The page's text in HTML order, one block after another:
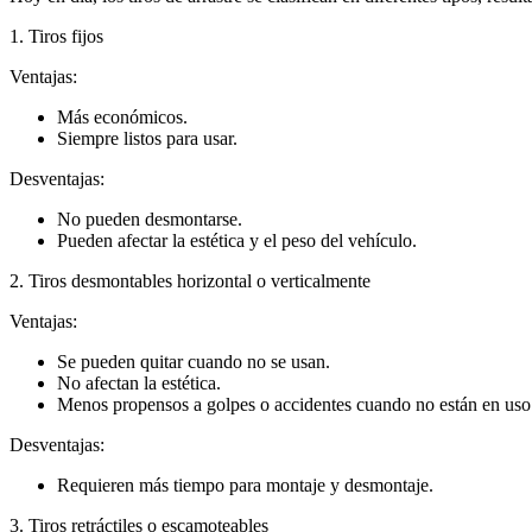
1. Tiros fijos
Ventajas:
Más económicos.
Siempre listos para usar.
Desventajas:
No pueden desmontarse.
Pueden afectar la estética y el peso del vehículo.
2. Tiros desmontables horizontal o verticalmente
Ventajas:
Se pueden quitar cuando no se usan.
No afectan la estética.
Menos propensos a golpes o accidentes cuando no están en
Desventajas:
Requieren más tiempo para montaje y desmontaje.
3. Tiros retráctiles o escamoteables